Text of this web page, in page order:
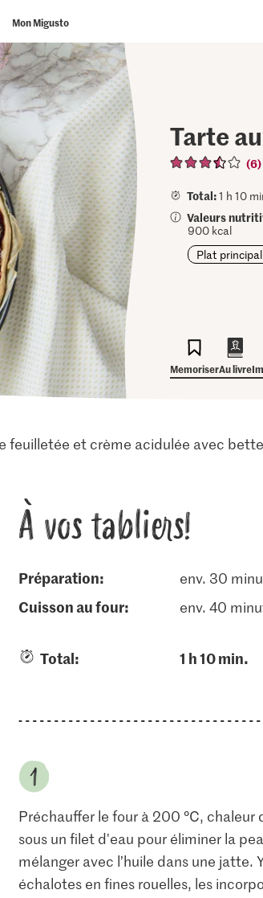
Mon Migusto
Tarte
(6)
Total:1 h 10
Valeurs
900 kcal
Plat principal
MemoriserAu livre
feuilletée et crème acidulée avec
À vos tabliers!
Préparation: env. 30
cuisson au four: env. 40
Total: 1 h 10 min.
Préchauffer le four à 200 °C,
sous un filet d'eau pour éliminer la
mélanger avec l’huile dans une
échalotes en fines rouelles, les